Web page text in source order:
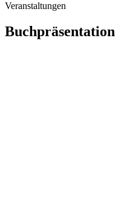
Veranstaltungen
Buchpräsentation